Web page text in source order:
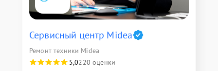
Сервисный центр Midea
Ремонт техники Midea
5,0220 оценки